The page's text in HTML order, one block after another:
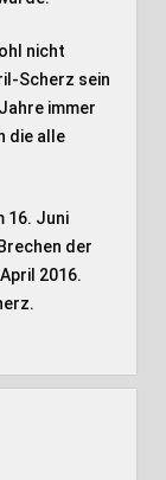
nicht
Scherz sein
immer
die alle
16. Juni
der
2016.